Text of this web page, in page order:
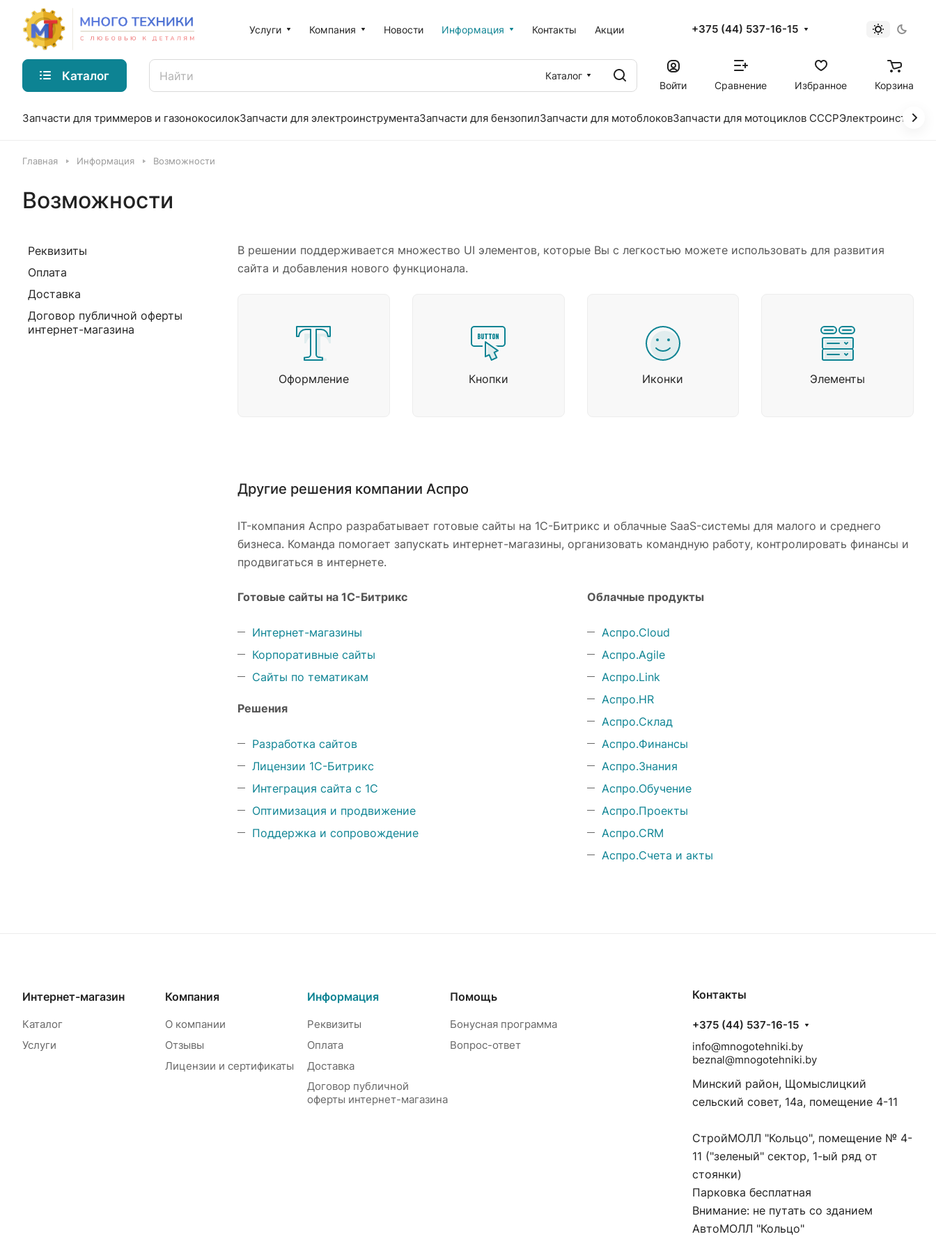
Услуги Компания Новости Информация Контакты Акции +375 (44) 537-16-15
Каталог
Каталог
Войти
Сравнение Избранное Корзина
Запчасти для триммеров и газонокосилокЗапчасти для электроинструментаЗапчасти для бензопилЗапчасти для мотоблоковЗапчасти для мотоциклов СССР
Главная Информация Возможности
Возможности
В решении поддерживается множество UI элементов, которые Вы с легкостью можете использовать для развития
сайта и добавления нового функционала.
Оформление Кнопки Иконки Элементы
Другие решения компании Аспро
IT-компания Аспро разрабатывает готовые сайты на 1С-Битрикс и облачные SaaS-системы для малого и среднего
бизнеса. Команда помогает запускать интернет-магазины, организовать командную работу, контролировать финансы и
продвигаться в интернете.
Готовые сайты на 1С-Битрикс
Интернет-магазины
Корпоративные сайты
Сайты по тематикам
Решения
Разработка сайтов
Лицензии 1С-Битрикс
Интеграция сайта с 1С
Оптимизация и продвижение
Поддержка и сопровождение
Облачные продукты
Аспро.Cloud
Аспро.Agile
Аспро.Link
Аспро.HR
Аспро.Склад
Аспро.Финансы
Аспро.Знания
Аспро.Обучение
Аспро.Проекты
Аспро.CRM
Аспро.Счета и акты
Реквизиты
Оплата
Доставка
Договор публичной оферты
интернет-магазина
Интернет-магазин
Каталог
Услуги
Компания
О компании
Отзывы
Лицензии и сертификаты
Информация
Реквизиты
Оплата
Доставка
Договор публичной
оферты интернет-магазина
Помощь
Бонусная программа
Вопрос-ответ
Контакты
+375 (44) 537-16-15
info@mnogotehniki.by
beznal@mnogotehniki.by
Минский район, Щомыслицкий
сельский совет, 14а, помещение 4-11
СтройМОЛЛ "Кольцо", помещение № 4-
11 ("зеленый" сектор, 1-ый ряд от
стоянки)
Парковка бесплатная
Внимание: не путать со зданием
АвтоМОЛЛ "Кольцо"